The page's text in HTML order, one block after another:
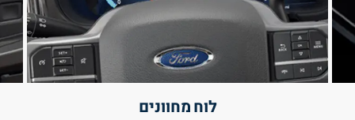
לוח מחוונים